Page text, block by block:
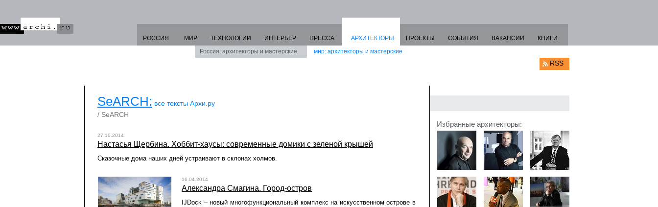
РОССИЯ МИР ТЕХНОЛОГИИ ИНТЕРЬЕР ПРЕССА
АРХИТЕКТОРЫ
Россия: архитекторы и мастерские
мир: архитекторы и мастерские
ПРОЕКТЫ СОБЫТИЯ ВАКАНСИИ КНИГИ
RSS
SeARCH: все тексты Архи.ру
/ SeARCH
27.10.2014
Настасья Щербина. Хоббит-хаусы: современные домики с зеленой крышей
Сказочные дома наших дней устраивают в склонах холмов.
16.04.2014
Александра Смагина. Город-остров
IJDock – новый многофункциональный комплекс на искусственном острове в
Избранные архитекторы: